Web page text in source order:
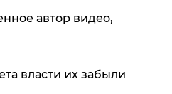
автор видео,
власти их забыли